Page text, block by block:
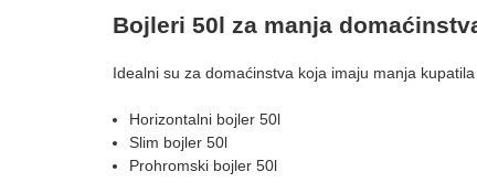
Bojleri 50l za manja
Idealni su za domaćinstva koja imaju manja
Horizontalni bojler 50l
Slim bojler 50l
Prohromski bojler 50l